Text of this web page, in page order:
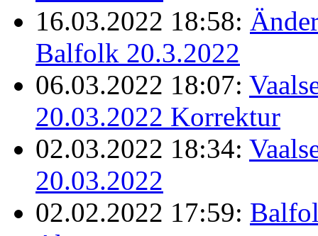
16.03.2022 18:58:
Balfolk 20.3.2022
06.03.2022 18:07:
20.03.2022 Korrektur
02.03.2022 18:34:
20.03.2022
02.02.2022 17:59: